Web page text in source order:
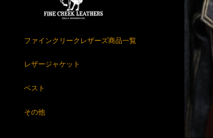
ファインクリークレザーズ商品一覧
レザージャケット
ベスト
その他